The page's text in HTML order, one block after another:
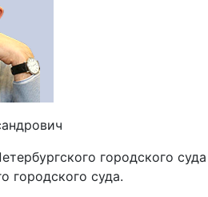
городского
городского суда.